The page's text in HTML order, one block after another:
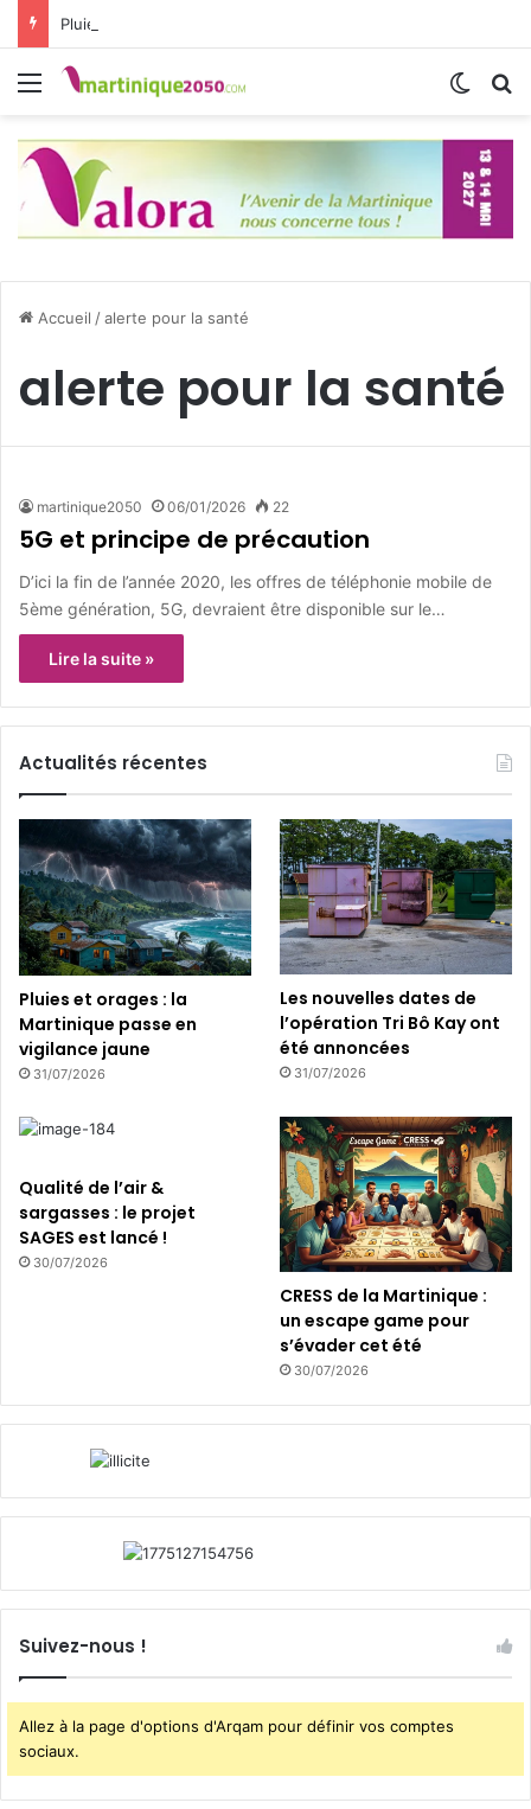
Pluies et orages : la Martinique passe en vigilance jaune
Menu
Accueil /alerte pour la santé
alerte pour la santé
martinique2050 06/01/2026 22
5G et principe de précaution
D’ici la fin de l’année 2020, les offres de téléphonie mobile de
5ème génération, 5G, devraient être disponible sur le…
Lire la suite »
Actualités récentes
Pluies et orages : la
Martinique passe en
vigilance jaune
31/07/2026
Les nouvelles dates de
l’opération Tri Bô Kay ont
été annoncées
31/07/2026
Qualité de l’air &
sargasses : le projet
SAGES est lancé !
30/07/2026
CRESS de la Martinique :
un escape game pour
s’évader cet été
30/07/2026
Suivez-nous !
Allez à la page d'options d'Arqam pour définir vos comptes
sociaux.